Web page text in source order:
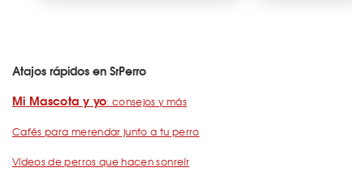
Atajos rápidos en SrPerro
Mi Mascota y yo: consejos y más
Cafés para merendar junto a tu perro
Vídeos de perros que hacen sonreír